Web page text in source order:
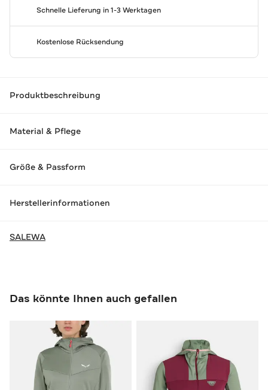
Schnelle Lieferung in 1-3 Werktagen
Kostenlose Rücksendung
Produktbeschreibung
Material & Pflege
Größe & Passform
Herstellerinformationen
SALEWA
Das könnte Ihnen auch gefallen